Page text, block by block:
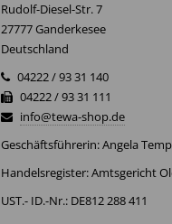
Rudolf-Diesel-Str. 7
27777 Ganderkesee
Deutschland
04222 / 93 31 140
04222 / 93 31 111
info@tewa-shop.de
Geschäftsführerin: Angela
Handelsregister: Amtsgericht
UST.- ID.-Nr.: DE812 288 411